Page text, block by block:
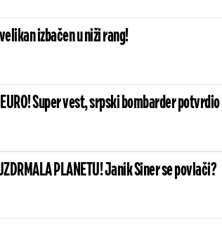
izbačen u niži rang!
Super vest, srpski bombarder potvrdio
PLANETU! Janik Siner se povlači?